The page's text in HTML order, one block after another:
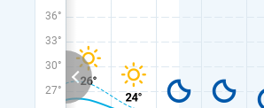
36°
33°
30°
27°